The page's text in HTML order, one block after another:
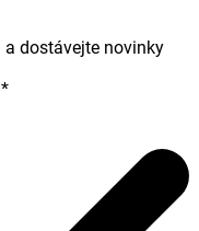
a dostávejte novinky
*